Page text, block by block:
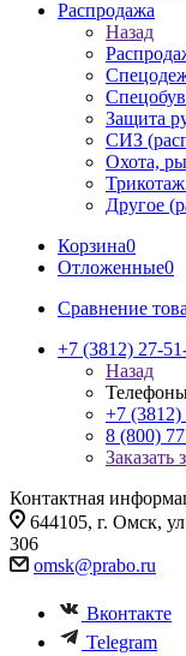
Распродажа
Назад
Защита
СИЗ
Охота,
Другое
Корзина0
Отложенные0
Сравнение
+7 (3812) 27-
Назад
+7 (3812)
8 (800)
Заказать
Контактная
644105, г. Омск,
306
omsk@prabo.ru
Вконтакте
Telegram